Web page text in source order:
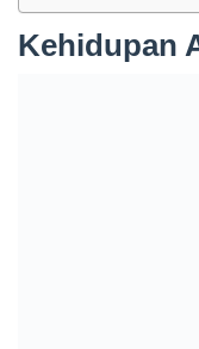
Kehidupan